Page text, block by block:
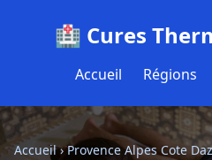
🏥 Cures
Accueil Régions
Accueil›Provence Alpes Cote